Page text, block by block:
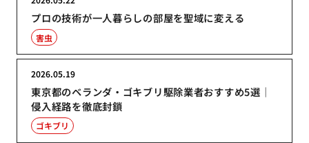
プロの技術が一人暮らしの部屋を聖域に変える
害虫
東京都のベランダ・ゴキブリ駆除業者おすすめ5選｜
侵入経路を徹底封鎖
2026.05.19
ゴキブリ